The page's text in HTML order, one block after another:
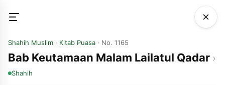
Shahih Muslim · Kitab Puasa · No. 1165
Bab Keutamaan Malam Lailatul Qadar
Shahih